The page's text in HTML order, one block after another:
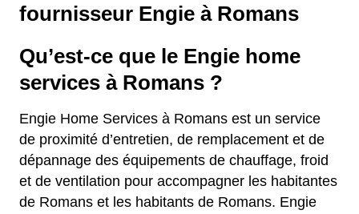
fournisseur Engie à Romans
Qu’est-ce que le Engie home
services à Romans ?
Engie Home Services à Romans est un service
de proximité d’entretien, de remplacement et de
dépannage des équipements de chauffage, froid
et de ventilation pour accompagner les habitantes
de Romans et les habitants de Romans. Engie